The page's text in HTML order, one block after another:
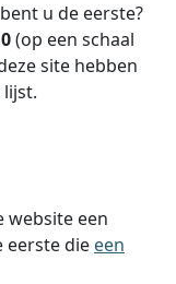
u de eerste?
(op een schaal
site hebben
lijst.
website een
eerste die een